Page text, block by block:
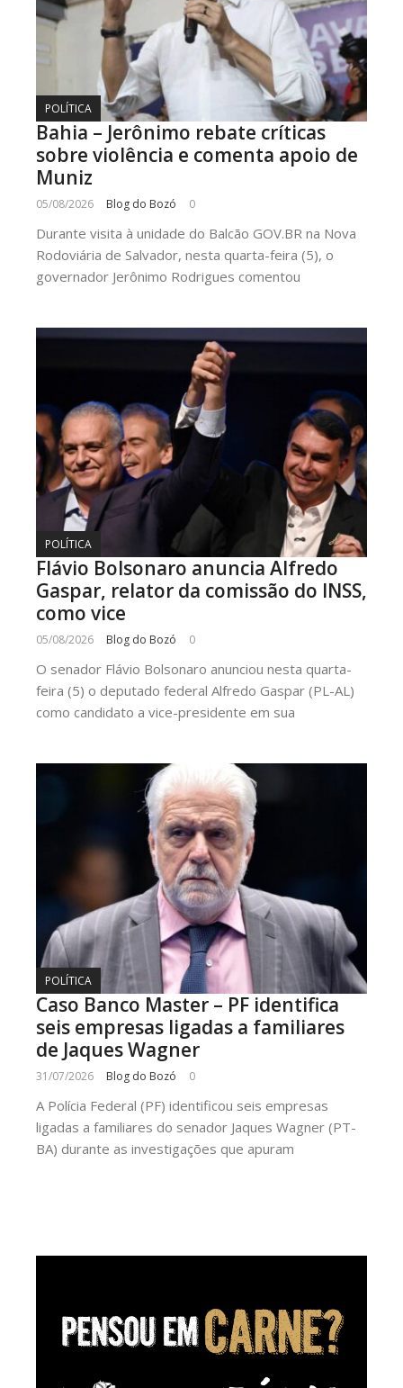
POLÍTICA
Bahia – Jerônimo rebate críticas
sobre violência e comenta apoio de
Muniz
05/08/2026 Blog do Bozó 0
Durante visita à unidade do Balcão GOV.BR na Nova
Rodoviária de Salvador, nesta quarta-feira (5), o
governador Jerônimo Rodrigues comentou
POLÍTICA
Flávio Bolsonaro anuncia Alfredo
Gaspar, relator da comissão do INSS,
como vice
05/08/2026 Blog do Bozó 0
O senador Flávio Bolsonaro anunciou nesta quarta-
feira (5) o deputado federal Alfredo Gaspar (PL-AL)
como candidato a vice-presidente em sua
POLÍTICA
Caso Banco Master – PF identifica
seis empresas ligadas a familiares
de Jaques Wagner
31/07/2026 Blog do Bozó 0
A Polícia Federal (PF) identificou seis empresas
ligadas a familiares do senador Jaques Wagner (PT-
BA) durante as investigações que apuram